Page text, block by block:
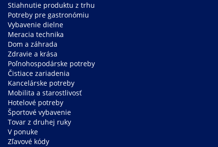
Stiahnutie produktu z trhu
Potreby pre gastronómiu
Vybavenie dielne
Meracia technika
Dom a záhrada
Zdravie a krása
Poľnohospodárske potreby
Čistiace zariadenia
Kancelárske potreby
Mobilita a starostlivosť
Hotelové potreby
Športové vybavenie
Tovar z druhej ruky
V ponuke
Zľavové kódy